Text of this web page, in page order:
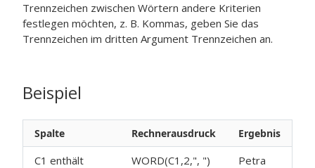
Trennzeichen zwischen Wörtern andere Kriterien
festlegen möchten, z. B. Kommas, geben Sie das
Trennzeichen im dritten Argument Trennzeichen an.
Beispiel
Spalte Rechnerausdruck Ergebnis
C1 enthält
WORD(C1,2,", ") Petra